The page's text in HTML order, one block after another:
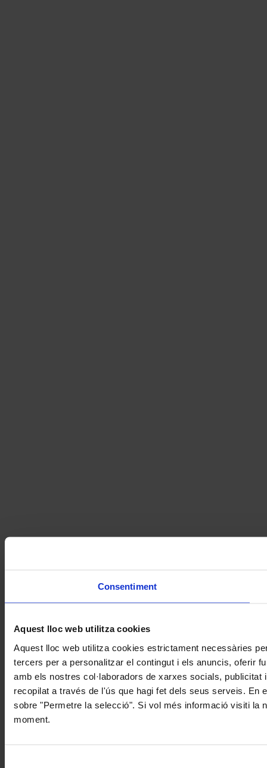
Consentiment
Aquest lloc web utilitza cookies
Aquest lloc web utilitza cookies estrictament necessàries
tercers per a personalitzar el contingut i els anuncis, oferir
amb els nostres col·laboradors de xarxes socials,
recopilat a través de l'ús que hagi fet dels seus serveis. En
sobre "Permetre la selecció". Si vol més informació visiti la
moment.